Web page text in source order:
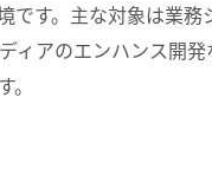
です。主な対象は業務
ィアのエンハンス開